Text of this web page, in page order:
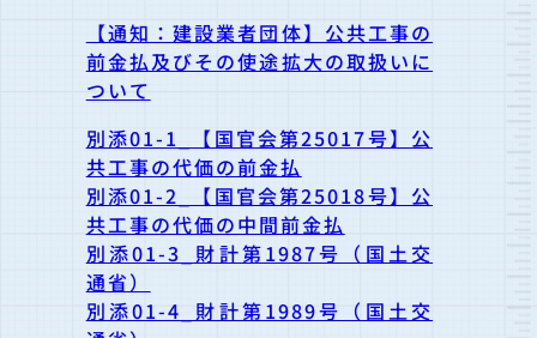
【通知：建設業者団体】公共工事の
前金払及びその使途拡大の取扱いに
ついて
別添01-1_【国官会第25017号】公
共工事の代価の前金払
別添01-2_【国官会第25018号】公
共工事の代価の中間前金払
別添01-3_財計第1987号（国土交
通省）
別添01-4_財計第1989号（国土交